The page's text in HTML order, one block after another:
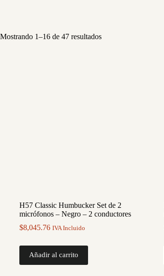
Mostrando 1–16 de 47 resultados
H57 Classic Humbucker Set de 2
micrófonos – Negro – 2 conductores
$8,045.76 IVA Incluido
Añadir al carrito